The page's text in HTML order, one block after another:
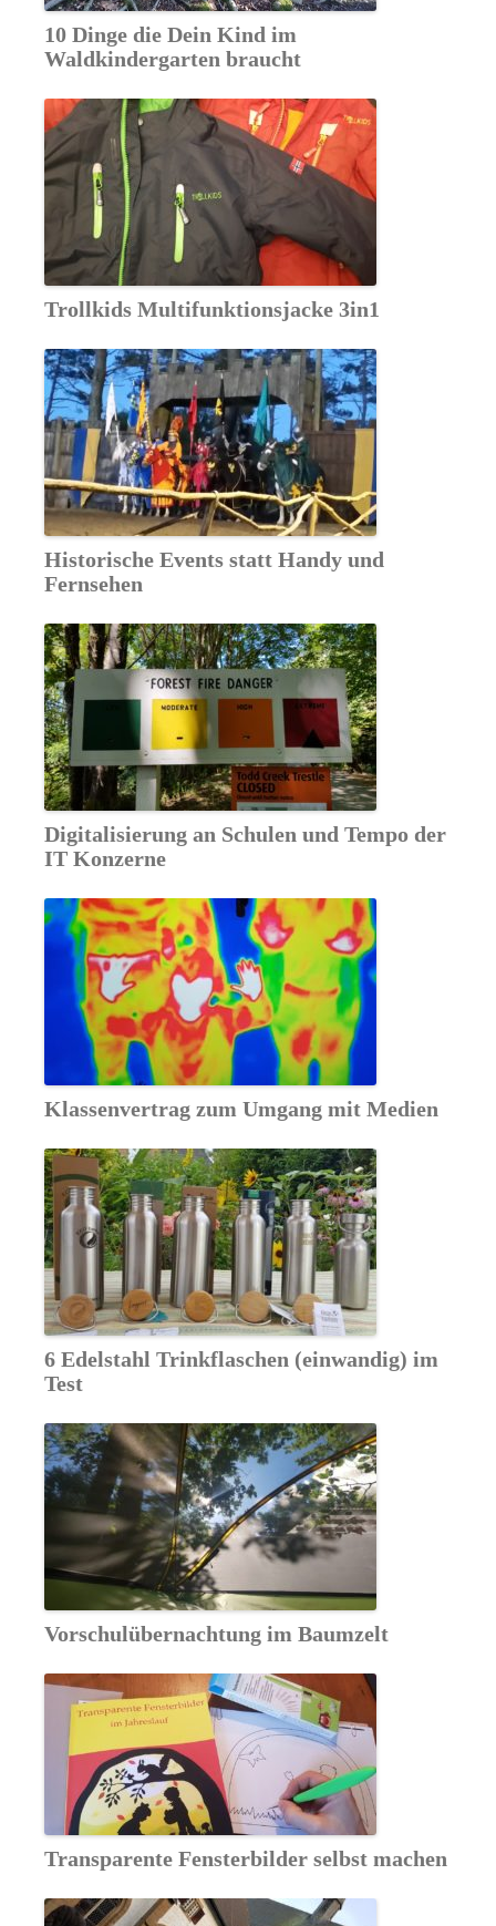
10 Dinge die Dein Kind im
Waldkindergarten braucht
Trollkids Multifunktionsjacke 3in1
Historische Events statt Handy und
Fernsehen
Digitalisierung an Schulen und Tempo der
IT Konzerne
Klassenvertrag zum Umgang mit Medien
6 Edelstahl Trinkflaschen (einwandig) im
Test
Vorschulübernachtung im Baumzelt
Transparente Fensterbilder selbst machen